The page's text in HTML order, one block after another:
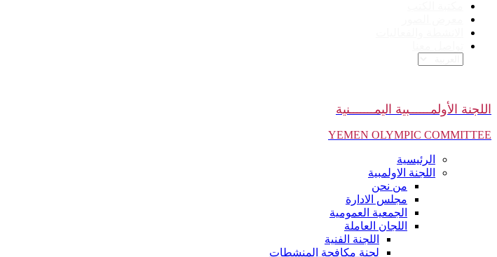
اللجنة الأولمــــــبية اليمـــــــنية
YEMEN OLYMPIC COMMITTEE
الرئيسية
اللجنة الاولمبية
من نحن
مجلس الادارة
الجمعية العمومية
اللجان العاملة
اللجنة الفنية
لجنة مكافحة المنشطات